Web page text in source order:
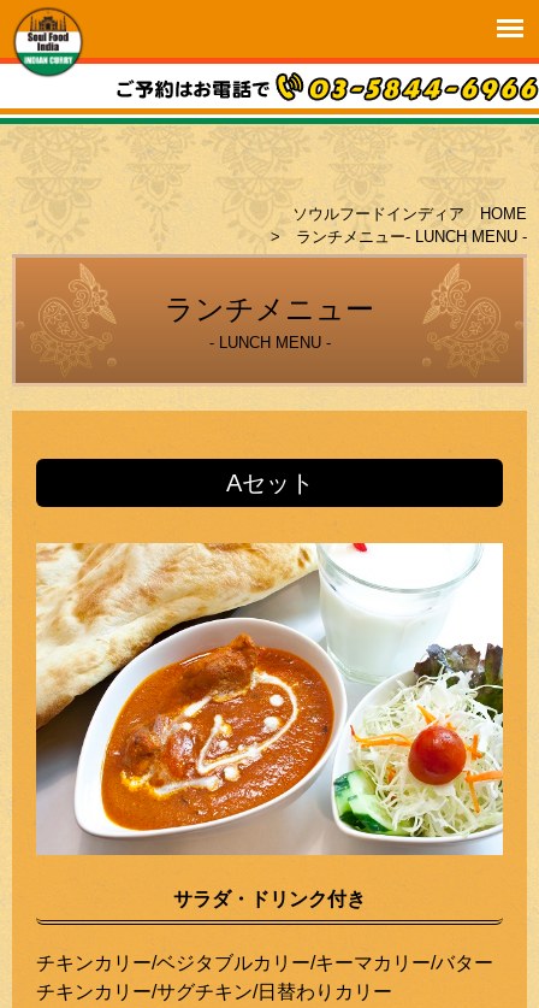
ソウルフードインディア HOME
> ランチメニュー- LUNCH MENU -
ランチメニュー
- LUNCH MENU -
Aセット
サラダ・ドリンク付き
チキンカリー/ベジタブルカリー/キーマカリー/バター
チキンカリー/サグチキン/日替わりカリー